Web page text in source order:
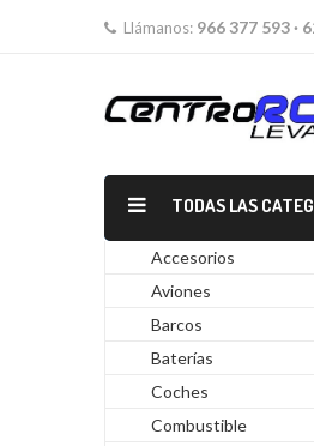
Llámanos: 966 377 593 ·
TODAS LAS
Accesorios
Aviones
Barcos
Baterías
Coches
Combustible